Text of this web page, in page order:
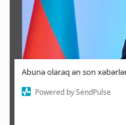
Abunə olaraq ən son
Powered by SendPulse
Prezidentin vəzifə verdiyi